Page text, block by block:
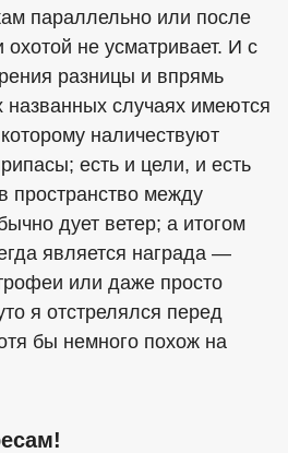
параллельно или после
не усматривает. И с
разницы и впрямь
названных случаях имеются
наличествуют
есть и цели, и есть
пространство между
дует ветер; а итогом
является награда —
или даже просто
я отстрелялся перед
бы немного похож на